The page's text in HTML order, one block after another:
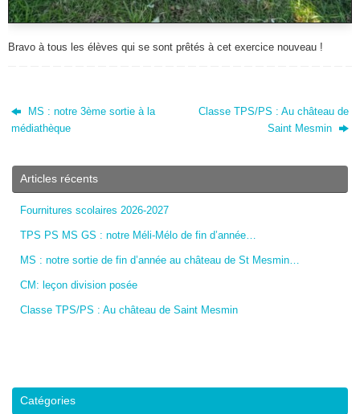
Bravo à tous les élèves qui se sont prêtés à cet exercice nouveau !
MS : notre 3ème sortie à la
médiathèque
Classe TPS/PS : Au château de
Saint Mesmin
Articles récents
Fournitures scolaires 2026-2027
TPS PS MS GS : notre Méli-Mélo de fin d’année…
MS : notre sortie de fin d’année au château de St Mesmin…
CM: leçon division posée
Classe TPS/PS : Au château de Saint Mesmin
Catégories